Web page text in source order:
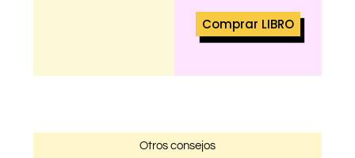
Comprar LIBRO
Otros consejos